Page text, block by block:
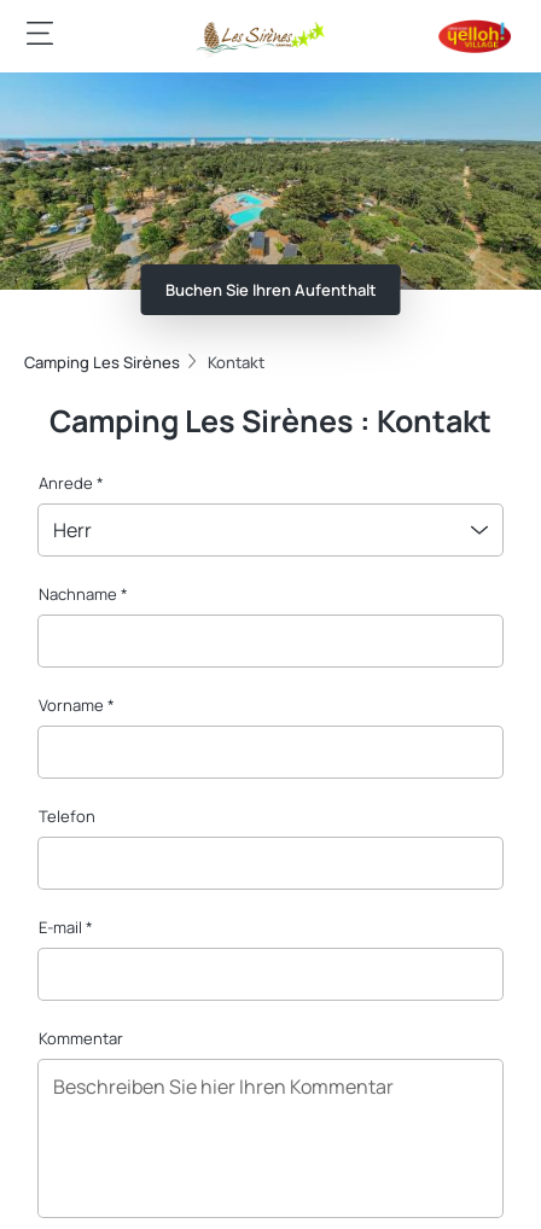
Buchen Sie Ihren Aufenthalt
Camping Les Sirènes Kontakt
Camping Les Sirènes : Kontakt
Anrede *
Herr
Nachname *
Vorname *
Telefon
E-mail *
Kommentar